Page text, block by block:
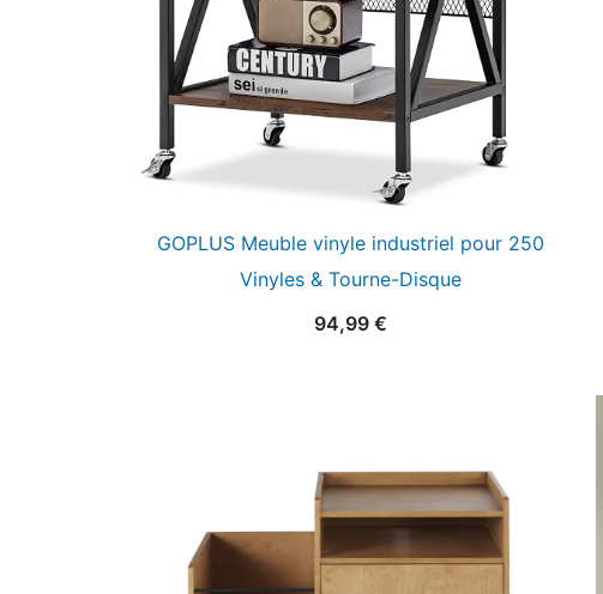
GOPLUS Meuble vinyle industriel pour 250
Vinyles & Tourne-Disque
94,99 €